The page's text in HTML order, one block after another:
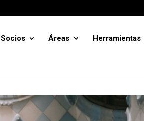
Socios Áreas Herramientas